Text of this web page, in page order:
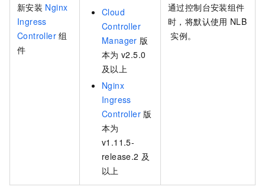
新安装 Nginx
Ingress
Controller 组
件
Cloud
Controller
Manager 版
本为 v2.5.0
及以上
Nginx
Ingress
Controller 版
本为
v1.11.5-
release.2 及
以上
通过控制台安装组件
时，将默认使用 NLB
实例。